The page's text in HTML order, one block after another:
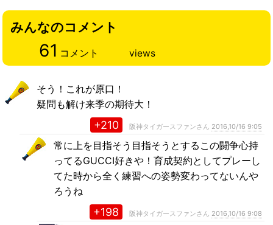
みんなのコメント
61 コメント views
そう！これが原口！
疑問も解け来季の期待大！
+210 阪神タイガースファンさん 2016,10/16 9:05
常に上を目指そう目指そうとするこの闘争心持
ってるGUCCI好きや！育成契約としてプレーし
てた時から全く練習への姿勢変わってないんや
ろうね
+198 阪神タイガースファンさん 2016,10/16 9:08